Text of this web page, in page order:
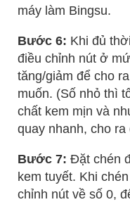
máy làm Bingsu.
Bước 6: Khi đủ
điều chỉnh nút ở
tăng/giảm để cho
muốn. (Số nhỏ thì
chất kem mịn và
quay nhanh, cho
Bước 7: Đặt chén
kem tuyết. Khi
chỉnh nút về số 0,